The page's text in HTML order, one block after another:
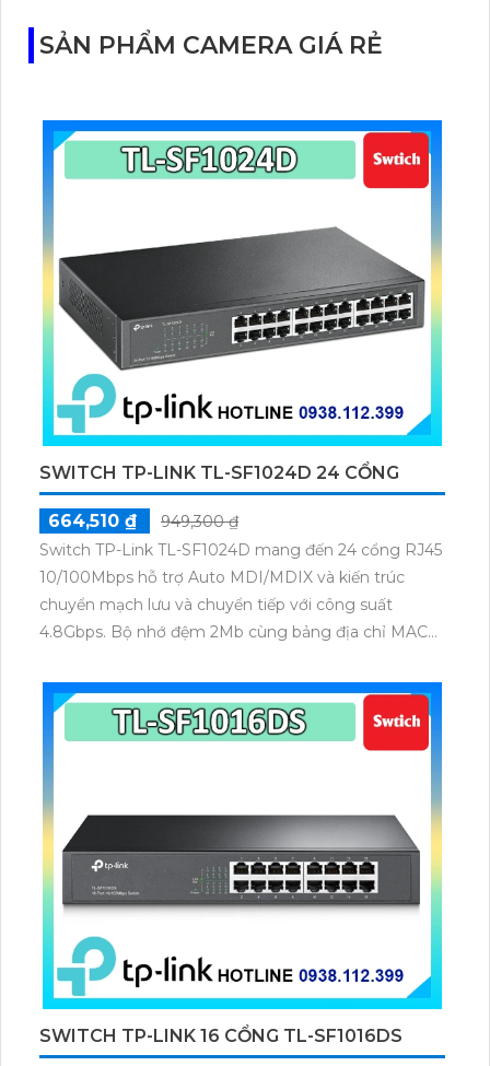
SẢN PHẨM CAMERA GIÁ RẺ
SWITCH TP-LINK TL-SF1024D 24 CỔNG
664,510 ₫
949,300 ₫
Switch TP-Link TL-SF1024D mang đến 24 cổng RJ45
10/100Mbps hỗ trợ Auto MDI/MDIX và kiến trúc
chuyển mạch lưu và chuyển tiếp với công suất
4.8Gbps. Bộ nhớ đệm 2Mb cùng bảng địa chỉ MAC
9VDC/0.6A tiết kiệm năng lượng đến 75% đảm bảo
hoạt động ổn định cho môi trường văn phòng vừa và
nhỏ.
SWITCH TP-LINK 16 CỔNG TL-SF1016DS